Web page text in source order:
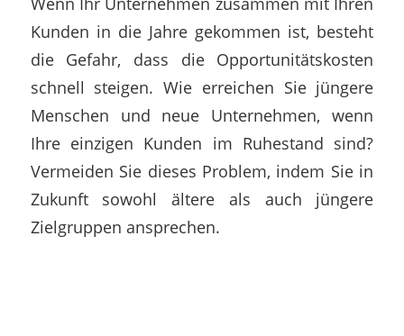
Kunden in die Jahre gekommen ist, besteht
die Gefahr, dass die Opportunitätskosten
schnell steigen. Wie erreichen Sie jüngere
Menschen und neue Unternehmen, wenn
Ihre einzigen Kunden im Ruhestand sind?
Vermeiden Sie dieses Problem, indem Sie in
Zukunft sowohl ältere als auch jüngere
Zielgruppen ansprechen.